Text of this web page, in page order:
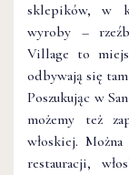
sklepików, w
wyroby –
Village to
odbywają się
Poszukując w
możemy też
włoskiej.
restauracji,